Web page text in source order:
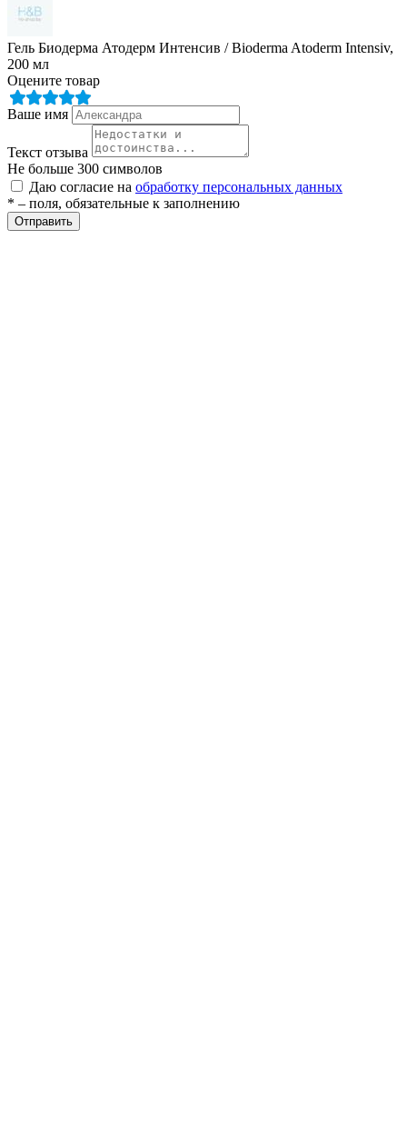
Гель Биодерма Атодерм Интенсив / Bioderma Atoderm Intensiv,
200 мл
Оцените товар
Ваше имя
Текст отзыва
Не больше 300 символов
Даю согласие на обработку персональных данных
* – поля, обязательные к заполнению
Отправить